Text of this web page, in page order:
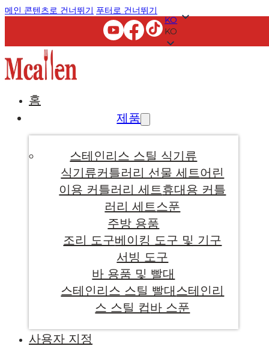
메인 콘텐츠로 건너뛰기 푸터로 건너뛰기
KO
KO
홈
제품
스테인리스 스틸 식기류
식기류커틀러리 선물 세트어린
이용 커틀러리 세트휴대용 커틀
러리 세트스푼
주방 용품
조리 도구베이킹 도구 및 기구
서빙 도구
바 용품 및 빨대
스테인리스 스틸 빨대 스테인리
스 스틸 컵바 스푼
사용자 지정